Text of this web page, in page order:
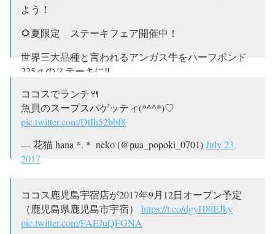
よう！
🌻夏限定 ステーキフェア開催中！
世界三大品種と言われるアンガス牛をハーフポンド
225ｇのステーキに‼️
🥩柔らかな赤身と風味のある脂身のバランスがたま
らない🍴✨#ココス
#ステーキ
pic.twitter.com/mATylo82M6
— 【公式】ココスキャンペーン (@cocos_campaign)
August 8, 2017
ココスでランチ🍴
魚貝のスープスパゲッティ(*^^*)♡
pic.twitter.com/DtIh52bbf8
— 花猫 hana *.＊ neko (@pua_popoki_0701)July 23,
2017
ココス鹿児島宇宿店が2017年9月12日オープン予定
（鹿児島県鹿児島市宇宿） https://t.co/dgyH8lEJky
pic.twitter.com/FAEJuQFGNA